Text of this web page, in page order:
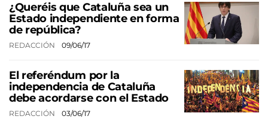
¿Queréis que Cataluña sea un
Estado independiente en forma
de república?
REDACCIÓN 09/06/17
El referéndum por la
independencia de Cataluña
debe acordarse con el Estado
REDACCIÓN 03/06/17